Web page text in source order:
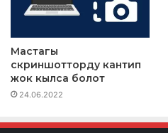
Macтагы
скриншотторду кантип
жок кылса болот
24.06.2022